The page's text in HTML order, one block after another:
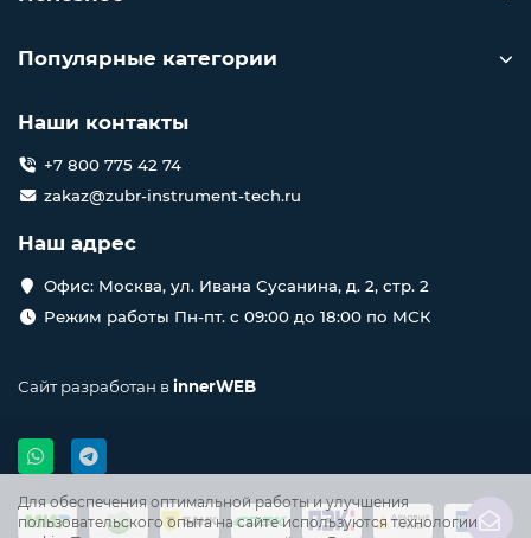
Для обеспечения оптимальной работы и улучшения
пользовательского опыта на сайте используются технологии
Популярные категории
Наши контакты
+7 800 775 42 74
zakaz@zubr-instrument-tech.ru
Наш адрес
Офис: Москва, ул. Ивана Сусанина, д. 2, стр. 2
Режим работы Пн-пт. с 09:00 до 18:00 по МСК
Сайт разработан вinnerWEB